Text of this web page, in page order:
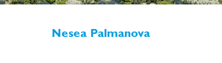
Nesea Palmanova